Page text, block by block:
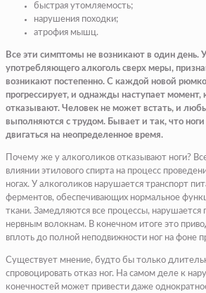
быстрая утомляемость;
нарушения походки;
атрофия мышц.
Все эти симптомы не возникают в один день.
употребляющего алкоголь сверх меры,
возникают постепенно. С каждой новой
прогрессирует, и однажды наступает момент,
отказывают. Человек не может встать, и
выполняются с трудом. Бывает и так, что
двигаться на неопределенное время.
Почему же у алкоголиков отказывают ноги?
влиянии этилового спирта на процесс
ногах. У алкоголиков нарушается транспорт
ферментов, обеспечивающих нормальное
ткани. Замедляются все процессы, нарушается
нервным волокнам. В конечном итоге это
вплоть до полной неподвижности ног на фоне
Существует мнение, будто бы только
спровоцировать отказ ног. На самом деле к
конечностей может привести даже